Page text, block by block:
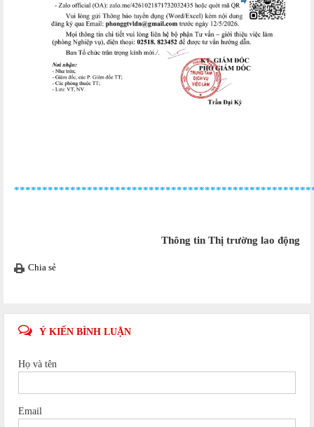
Thông tin Thị trường lao động
Chia sẻ
Ý KIẾN BÌNH LUẬN
Họ và tên
Email